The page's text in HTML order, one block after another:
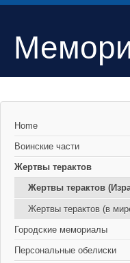
Home
Воинские части
Жертвы терактов
Жертвы терактов
Жертвы терактов (в
Городские мемориалы
Персональные обелиски